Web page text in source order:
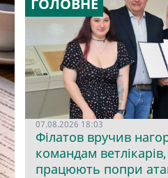
07.08.2026 18:03
Філатов вручив
командам ветлікарів,
працюють попри